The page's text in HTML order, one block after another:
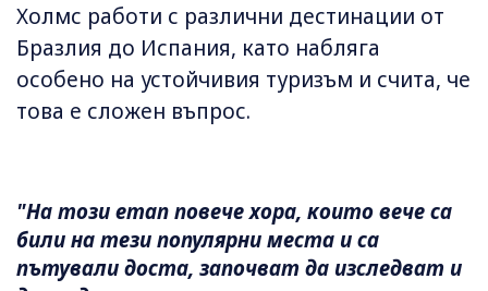
Холмс работи с различни дестинации от
Бразлия до Испания, като набляга
особено на устойчивия туризъм и счита, че
това е сложен въпрос.
"На този етап повече хора, които вече са
били на тези популярни места и са
пътували доста, започват да изследват и